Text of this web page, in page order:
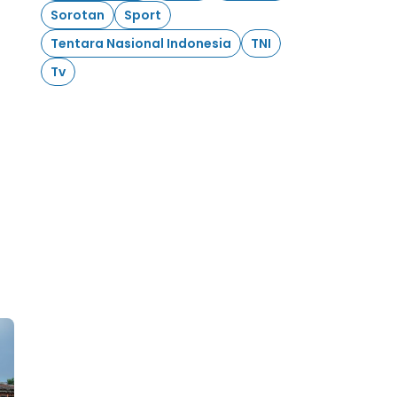
Sorotan
Sport
Tentara Nasional Indonesia
TNI
Tv